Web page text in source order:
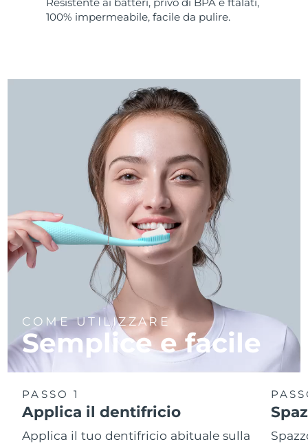
100% impermeabile, facile da pulire.
COME UTILIZZARE
Semplice e facile
PASSO 1
Applica il dentifricio
Applica il tuo dentifricio abituale sulla